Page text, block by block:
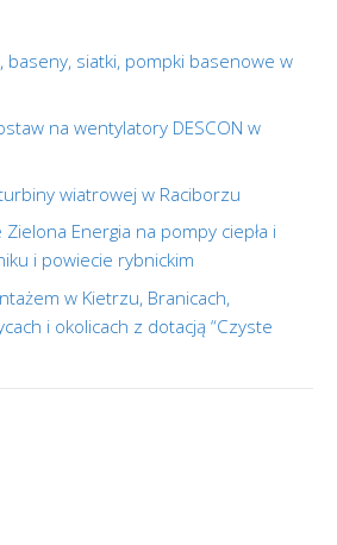
baseny, siatki, pompki basenowe w
na wentylatory DESCON w
wiatrowej w Raciborzu
Energia na pompy ciepła i
i powiecie rybnickim
w Kietrzu, Branicach,
i okolicach z dotacją “Czyste